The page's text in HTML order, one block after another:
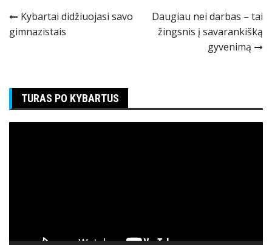
Navigacija
tarp
Kybartai didžiuojasi savo
gimnazistais
Daugiau nei darbas – tai
žingsnis į savarankišką
gyvenimą
TURAS PO KYBARTUS